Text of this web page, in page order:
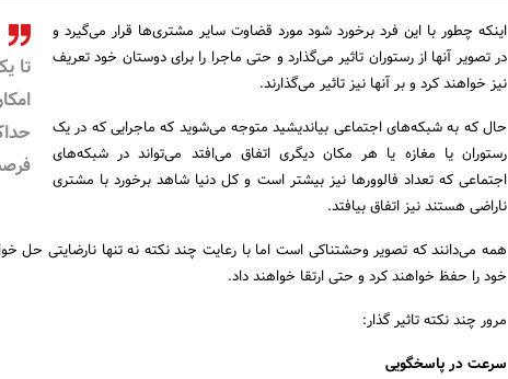
تا
اینکه چطور با این فرد برخورد شود مورد قضاوت سایر مشتری‌ها قرار می‌گیرد و
در تصویر آنها از رستوران تاثیر می‌گذارد و حتی ماجرا را برای دوستان خود تعریف
نیز خواهند کرد و بر آنها نیز تاثیر می‌گذارند.
حال که به شبکه‌های اجتماعی بیاندیشید متوجه می‌شوید که ماجرایی که در یک
رستوران یا مغازه یا هر مکان دیگری اتفاق می‌افتد می‌تواند در شبکه‌های
اجتماعی که تعداد فالوور‌ها نیز بیشتر است و کل دنیا شاهد برخورد با مشتری
ناراضی هستند نیز اتفاق بیافتد.
همه می‌دانند که تصویر وحشتناکی است اما با رعایت چند نکته نه تنها نا‌رضایتی حل
خود را حفظ خواهند کرد و حتی ارتقا خواهند داد.
مرور چند نکته تاثیر گذار:
سرعت در پاسخگویی